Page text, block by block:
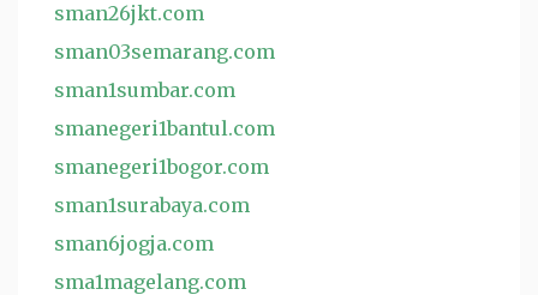
sman26jkt.com
sman03semarang.com
sman1sumbar.com
smanegeri1bantul.com
smanegeri1bogor.com
sman1surabaya.com
sman6jogja.com
sma1magelang.com